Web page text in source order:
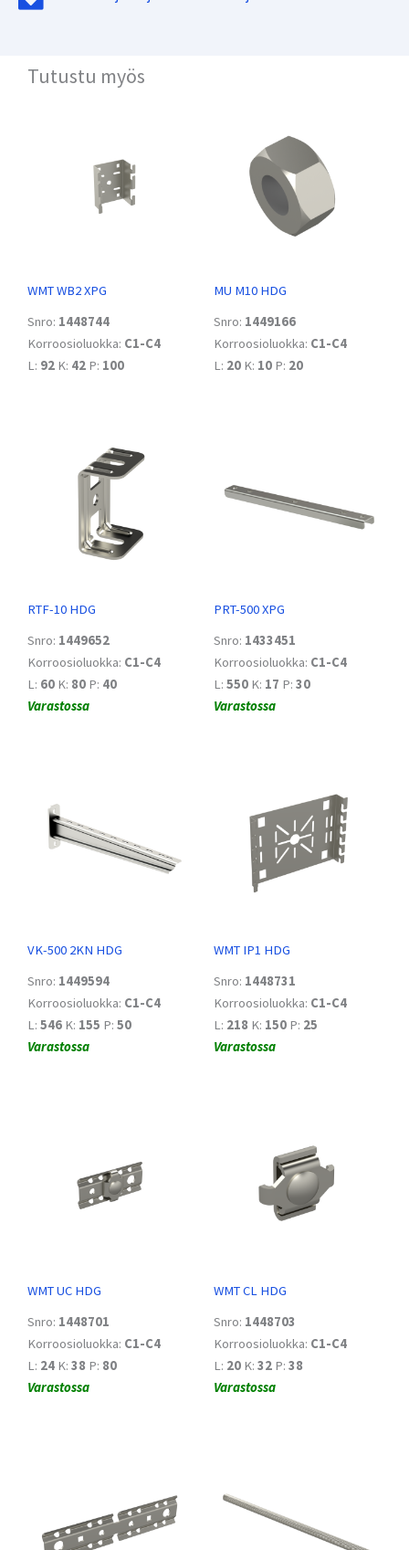
Tutustu myös
WMT WB2 XPG
Snro: 1448744
Korroosioluokka: C1-C4
L: 92 K: 42 P: 100
MU M10 HDG
Snro: 1449166
Korroosioluokka: C1-C4
L: 20 K: 10 P: 20
RTF-10 HDG
Snro: 1449652
Korroosioluokka: C1-C4
L: 60 K: 80 P: 40
Varastossa
PRT-500 XPG
Snro: 1433451
Korroosioluokka: C1-C4
L: 550 K: 17 P: 30
Varastossa
VK-500 2KN HDG
Snro: 1449594
Korroosioluokka: C1-C4
L: 546 K: 155 P: 50
Varastossa
WMT IP1 HDG
Snro: 1448731
Korroosioluokka: C1-C4
L: 218 K: 150 P: 25
Varastossa
WMT UC HDG
Snro: 1448701
Korroosioluokka: C1-C4
L: 24 K: 38 P: 80
Varastossa
WMT CL HDG
Snro: 1448703
Korroosioluokka: C1-C4
L: 20 K: 32 P: 38
Varastossa